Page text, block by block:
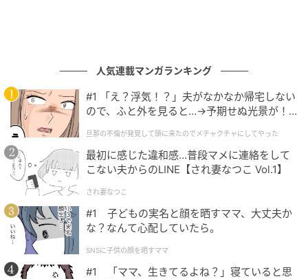
出典：Instagram
人気連載マンガランキング
#1 「え？浮気！？」夫がなかなか帰宅しない
ので、ふと外を見ると…→予期せぬ光景が！
クチャにしてやった
旦那の不倫が発覚して頭に来たのでメチャクチャにしてやった
最初に感じた違和感…普段マメに連絡をして
こない夫からのLINE【され妻なつこ Vol.1】
され妻なつこ
#1 子どもの実名と顔を晒すママ、大丈夫か
な？なんて心配していたら。
SNSに子供の顔を晒すママ
#1 「ママ、生きてるよね？」寝ていると思